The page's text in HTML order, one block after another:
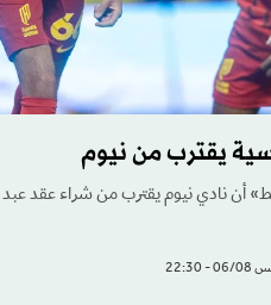
يقترب من نيوم
نادي نيوم يقترب من شراء عقد عبد
- 22:30